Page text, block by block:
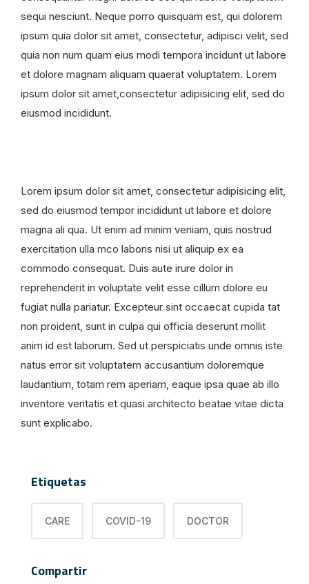
sequi nesciunt. Neque porro quisquam est, qui dolorem
ipsum quia dolor sit amet, consectetur, adipisci velit, sed
quia non num quam eius modi tempora incidunt ut labore
et dolore magnam aliquam quaerat voluptatem. Lorem
ipsum dolor sit amet,consectetur adipisicing elit, sed do
eiusmod incididunt.
Lorem ipsum dolor sit amet, consectetur adipisicing elit,
sed do eiusmod tempor incididunt ut labore et dolore
magna ali qua. Ut enim ad minim veniam, quis nostrud
exercitation ulla mco laboris nisi ut aliquip ex ea
commodo consequat. Duis aute irure dolor in
reprehenderit in voluptate velit esse cillum dolore eu
fugiat nulla pariatur. Excepteur sint occaecat cupida tat
non proident, sunt in culpa qui officia deserunt mollit
anim id est laborum. Sed ut perspiciatis unde omnis iste
natus error sit voluptatem accusantium doloremque
laudantium, totam rem aperiam, eaque ipsa quae ab illo
inventore veritatis et quasi architecto beatae vitae dicta
sunt explicabo.
Etiquetas
CARE COVID-19 DOCTOR
Compartir